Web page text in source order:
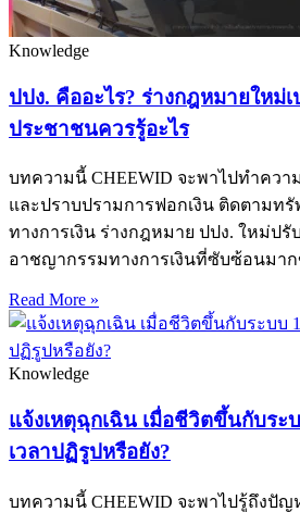
Knowledge
ปปง. คืออะไร? ร่างกฎหมายใหม่
ประชาชนควรรู้อะไร
บทความนี้ CHEEWID จะพาไปทำควา
และปราบปรามการฟอกเงิน ติดตามท
ทางการเงิน ร่างกฎหมาย ปปง. ใหม่ป
อาชญากรรมทางการเงินที่ซับซ้อนมา
Read More »
Knowledge
แจ้งเหตุฉุกเฉิน เมื่อชีวิตขึ้นกับระ
เวลาปฏิรูปหรือยัง?
บทความนี้ CHEEWID จะพาไปรู้ถึงปัญ